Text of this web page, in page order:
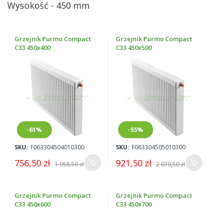
Wysokość - 450 mm
Grzejnik Purmo Compact
C33 450x400
-61%
SKU: F063304504010300
756,50 zł 1 958,50 zł
Grzejnik Purmo Compact
C33 450x500
-55%
SKU: F063304505010300
921,50 zł 2 070,50 zł
Grzejnik Purmo Compact
C33 450x600
Grzejnik Purmo Compact
C33 450x700